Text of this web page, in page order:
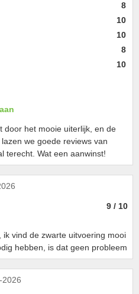
8
10
10
8
10
door het mooie uiterlijk, en de
we goede reviews van
terecht. Wat een aanwinst!
9 / 10
vind de zwarte uitvoering mooi
hebben, is dat geen probleem
2026